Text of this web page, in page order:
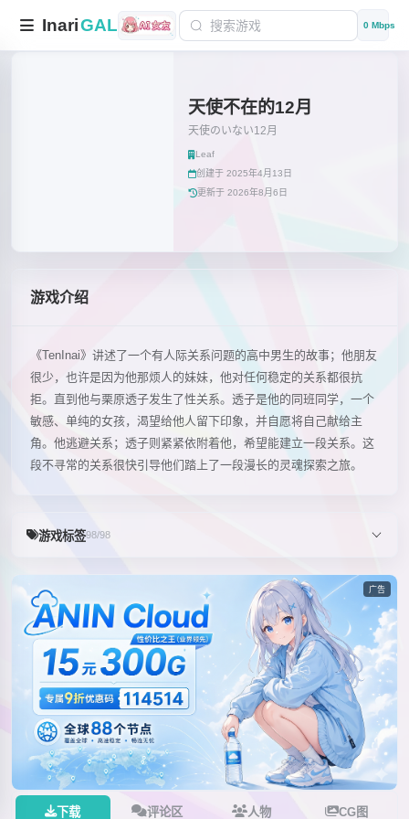
InariGAL 0 Mbps
天使不在的12月
天使のいない12月
Leaf
创建于 2025年4月13日
更新于 2026年8月6日
游戏介绍
《TenInai》讲述了一个有人际关系问题的高中男生的故事；他朋友
很少，也许是因为他那烦人的妹妹，他对任何稳定的关系都很抗
拒。直到他与栗原透子发生了性关系。透子是他的同班同学，一个
敏感、单纯的女孩，渴望给他人留下印象，并自愿将自己献给主
角。他逃避关系；透子则紧紧依附着他，希望能建立一段关系。这
段不寻常的关系很快引导他们踏上了一段漫长的灵魂探索之旅。
游戏标签98/98
广告
下载 评论区 人物 CG图